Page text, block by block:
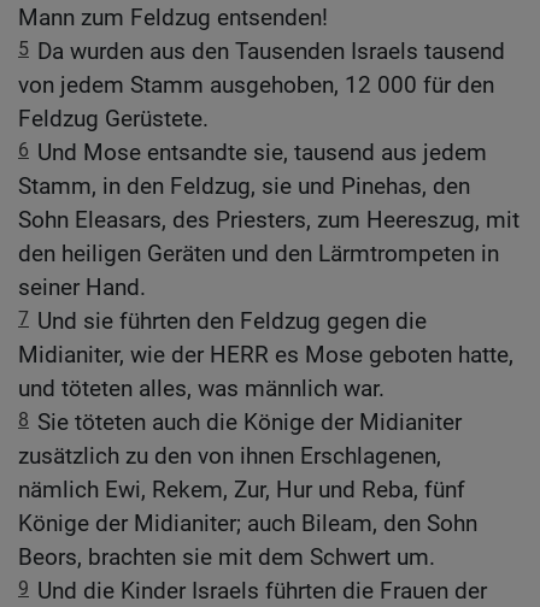
Mann zum Feldzug entsenden!
5 Da wurden aus den Tausenden Israels tausend
von jedem Stamm ausgehoben, 12 000 für den
Feldzug Gerüstete.
6 Und Mose entsandte sie, tausend aus jedem
Stamm, in den Feldzug, sie und Pinehas, den
Sohn Eleasars, des Priesters, zum Heereszug, mit
den heiligen Geräten und den Lärmtrompeten in
seiner Hand.
7 Und sie führten den Feldzug gegen die
Midianiter, wie der HERR es Mose geboten hatte,
und töteten alles, was männlich war.
8 Sie töteten auch die Könige der Midianiter
zusätzlich zu den von ihnen Erschlagenen,
nämlich Ewi, Rekem, Zur, Hur und Reba, fünf
Könige der Midianiter; auch Bileam, den Sohn
Beors, brachten sie mit dem Schwert um.
9 Und die Kinder Israels führten die Frauen der